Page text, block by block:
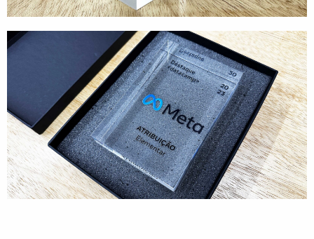
Gráficos
Embalagem
Kits Especiais